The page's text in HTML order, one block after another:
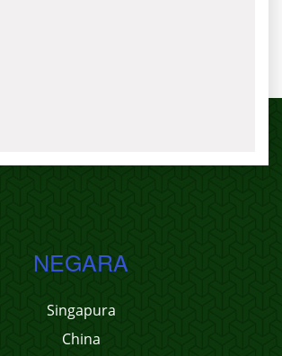
NEGARA
Singapura
China